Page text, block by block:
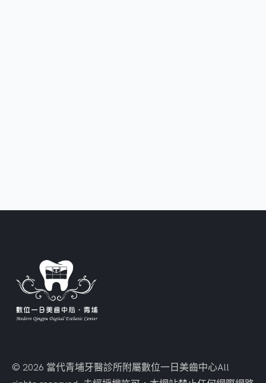
© 2026 當代青埔牙醫診所附屬數位一日美齒中心All